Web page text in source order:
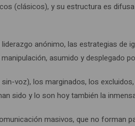
(clásicos), y su estructura es
anónimo, las estrategias de
asumido y desplegado
voz), los marginados, los
sido y lo son hoy también la
masivos, que no forman